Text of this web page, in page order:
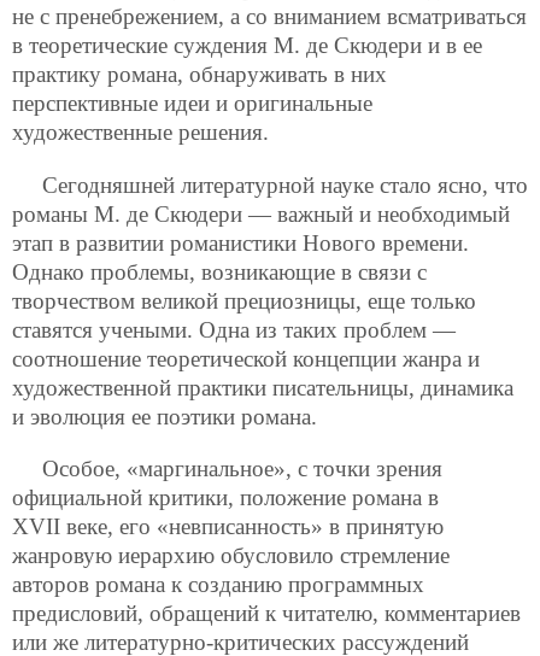
не с пренебрежением, а со вниманием всматриваться
в теоретические суждения М. де Скюдери и в ее
практику романа, обнаруживать в них
перспективные идеи и оригинальные
художественные решения.
Сегодняшней литературной науке стало ясно, что
романы М. де Скюдери — важный и необходимый
этап в развитии романистики Нового времени.
Однако проблемы, возникающие в связи с
творчеством великой прециозницы, еще только
ставятся учеными. Одна из таких проблем —
соотношение теоретической концепции жанра и
художественной практики писательницы, динамика
и эволюция ее поэтики романа.
Особое, «маргинальное», с точки зрения
официальной критики, положение романа в
XVII веке, его «невписанность» в принятую
жанровую иерархию обусловило стремление
авторов романа к созданию программных
предисловий, обращений к читателю, комментариев
или же литературно-критических рассуждений